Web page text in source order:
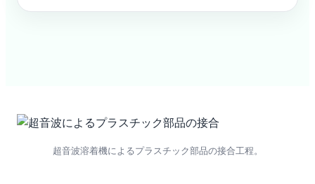
超音波溶着機によるプラスチック部品の接合工程。